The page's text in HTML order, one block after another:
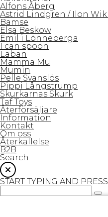
Alfons Åberg
Astrid Lindgren / Ilon
Bamse
Elsa Beskow
Emil i Lönneberga
I can spoon
Laban
Mamma Mu
Mumin
Pelle Svanslös
Pippi Långstrump
Skurkarnas Skurk
Taf Toys
Återförsäljare
Information
Kontakt
Om oss
Återkallelse
B2B
Search
START TYPING AND